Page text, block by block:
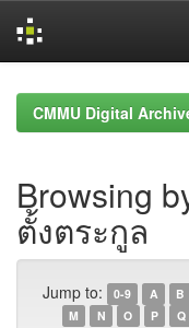
navigationCMMU Digital
Browsing
ตั้งตระกูล
Jump to: 0-9 A B
M
N O P Q